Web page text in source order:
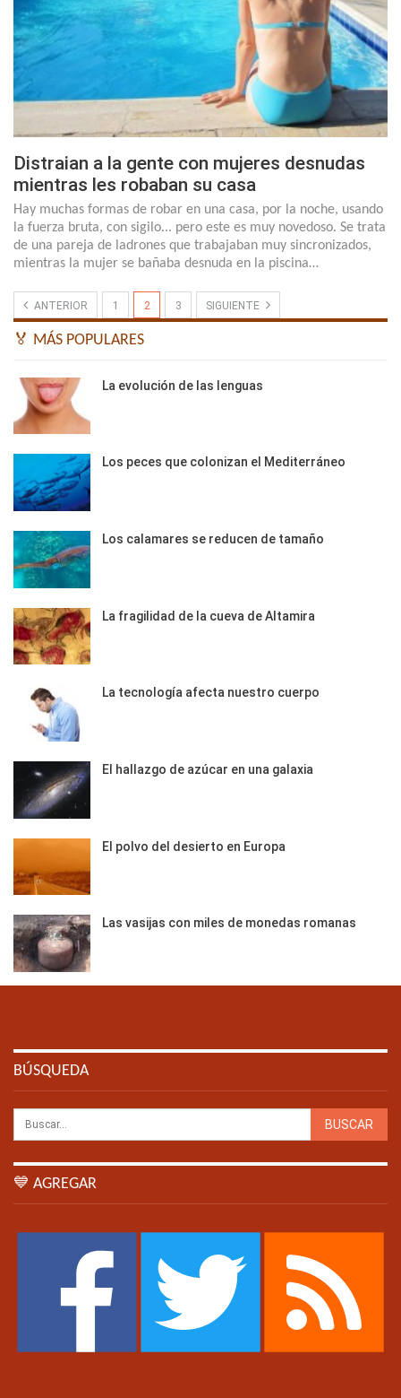
Distraian a la gente con mujeres desnudas
mientras les robaban su casa
Hay muchas formas de robar en una casa, por la noche, usando
la fuerza bruta, con sigilo... pero este es muy novedoso. Se trata
de una pareja de ladrones que trabajaban muy sincronizados,
mientras la mujer se bañaba desnuda en la piscina…
ANTERIOR 1 2 3 SIGUIENTE
🏅 MÁS POPULARES
La evolución de las lenguas
Los peces que colonizan el Mediterráneo
Los calamares se reducen de tamaño
La fragilidad de la cueva de Altamira
La tecnología afecta nuestro cuerpo
El hallazgo de azúcar en una galaxia
El polvo del desierto en Europa
Las vasijas con miles de monedas romanas
BÚSQUEDA
💙 AGREGAR